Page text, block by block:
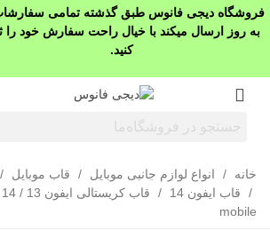
فروشگاه دیجی فانوس طبق گذشته تمامی
به روز ارسال میکند با خیال راحت سفارش خود را
کنید.
خانه / انواع لوازم جانبی موبایل / قاب موبایل /
/
قاب ایفون 14 /
mobile